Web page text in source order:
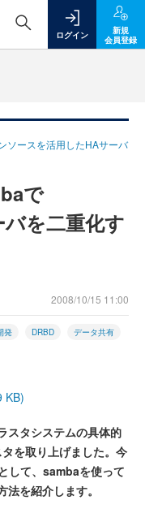
ログイン
新規
会員登録
ソースを活用したHAサーバ
で
を二重化す
2008/10/15 11:00
発 DRBD データ共有
KB)
スタシステムの具体的
を取り上げました。今
して、sambaを使って
を紹介します。